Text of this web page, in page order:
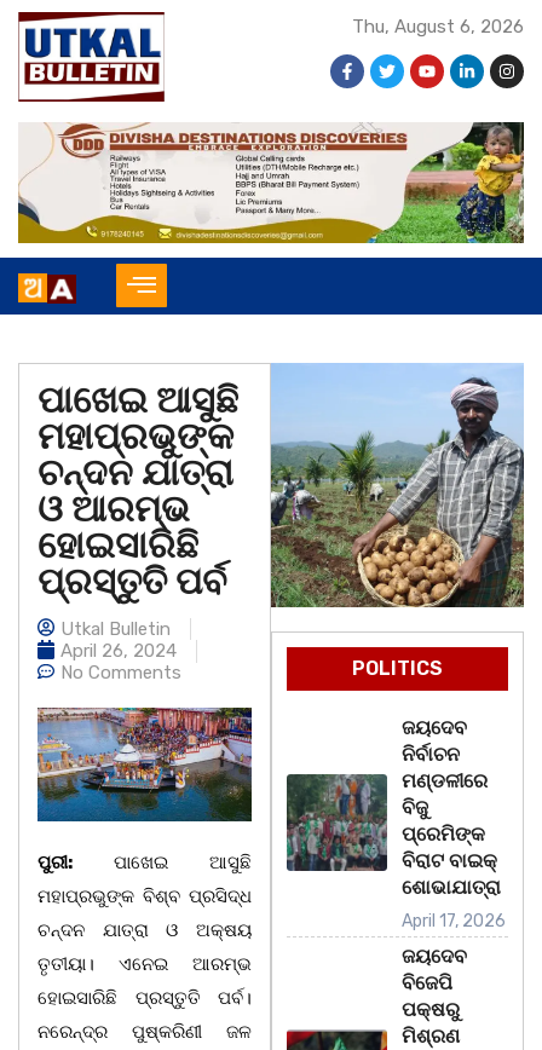
Thu, August 6, 2026
ପାଖେଇ ଆସୁଛି
ମହାପ୍ରଭୁଙ୍କ
ଚନ୍ଦନ ଯାତ୍ରା
ଓ ଆରମ୍ଭ
ହୋଇସାରିଛି
ପ୍ରସ୍ତୁତି ପର୍ବ
Utkal Bulletin
April 26, 2024
No Comments
ପୁରୀ: ପାଖେଇ ଆସୁଛି
ମହାପ୍ରଭୁଙ୍କ ବିଶ୍ବ ପ୍ରସିଦ୍ଧ
ଚନ୍ଦନ ଯାତ୍ରା ଓ ଅକ୍ଷୟ
ତୃତୀୟା। ଏନେଇ ଆରମ୍ଭ
ହୋଇସାରିଛି ପ୍ରସ୍ତୁତି ପର୍ବ।
ନରେନ୍ଦ୍ର ପୁଷ୍କରିଣୀ ଜଳ
POLITICS
ଜୟଦେବ
ନିର୍ବାଚନ
ମଣ୍ଡଳୀରେ
ବିଜୁ
ପ୍ରେମିଙ୍କ
ବିରାଟ ବାଇକ୍
ଶୋଭାଯାତ୍ରା
April 17, 2026
ଜୟଦେବ
ବିଜେପି
ପକ୍ଷରୁ
ମିଶ୍ରଣ